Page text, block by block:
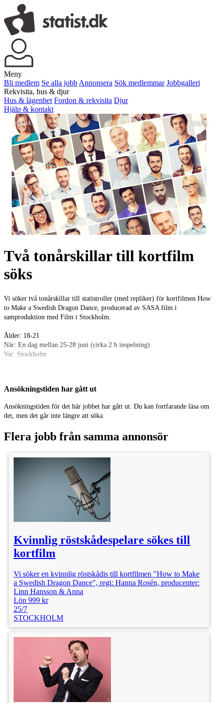
Meny
Bli medlem Se alla jobb Annonsera Sök medlemmar Jobbgalleri
Rekvisita, hus & djur
Hus & lägenhet Fordon & rekvisita Djur
Hjälp & kontakt
SPARA DELA
Två tonårskillar till kortfilm
söks
Vi söker två tonårskillar till statistroller (med repliker) för kortfilmen How
to Make a Swedish Dragon Dance, producerad av SASA film i
samproduktion med Film i Stockholm.
Ålder: 18-21
När: En dag mellan 25-28 juni (cirka 2 h inspelning)
Var: Stockholm
Plats: Stockholm
Kategori: Statister
Ålder: 18 - 21 år
Publicerad: 20/5
Ansökningstiden har gått ut
Ansökningstiden för det här jobbet har gått ut. Du kan fortfarande läsa om
det, men det går inte längre att söka.
Flera jobb från samma annonsör
Kvinnlig röstskådespelare sökes till
kortfilm
Vi söker en kvinnlig röstskådis till kortfilmen "How to Make
a Swedish Dragon Dance", regi: Hanna Rosén, producenter:
Linn Hansson & Anna
Lön 999 kr
25/7
STOCKHOLM